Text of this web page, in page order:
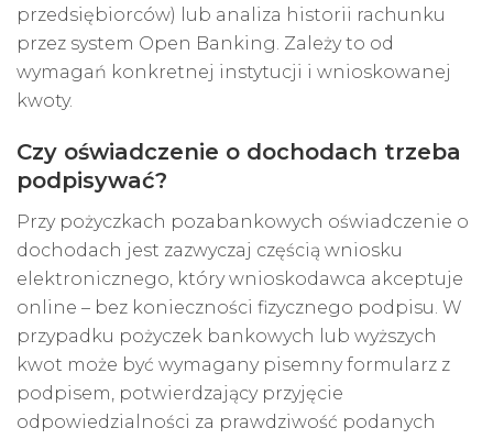
przedsiębiorców) lub analiza historii rachunku
przez system Open Banking. Zależy to od
wymagań konkretnej instytucji i wnioskowanej
kwoty.
Czy oświadczenie o dochodach trzeba
podpisywać?
Przy pożyczkach pozabankowych oświadczenie o
dochodach jest zazwyczaj częścią wniosku
elektronicznego, który wnioskodawca akceptuje
online – bez konieczności fizycznego podpisu. W
przypadku pożyczek bankowych lub wyższych
kwot może być wymagany pisemny formularz z
podpisem, potwierdzający przyjęcie
odpowiedzialności za prawdziwość podanych